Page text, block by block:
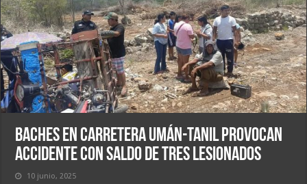
Baches en carretera Umán-Tanil provocan
accidente con saldo de tres lesionados
10 junio, 2025